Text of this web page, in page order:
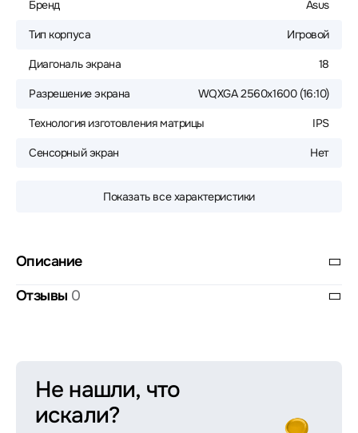
Бренд Asus
Тип корпуса Игровой
Диагональ экрана 18
Разрешение экрана WQXGA 2560x1600 (16:10)
Технология изготовления матрицы IPS
Сенсорный экран Нет
Показать все характеристики
Описание
Отзывы 0
Не нашли, что
искали?